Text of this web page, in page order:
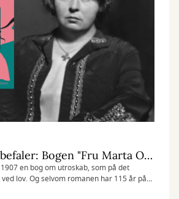
Biblioteket anbefaler: Bogen "Fru Marta Oulie"
en bog om utroskab, som på det
lov. Og selvom romanen har 115 år på
vedkommende den dag i dag.